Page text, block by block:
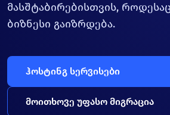
მასშტაბირებისთვის,
ბიზნესი გაიზრდება.
ჰოსტინგ სერვისები
მოითხოვე უფასო მიგრაცია